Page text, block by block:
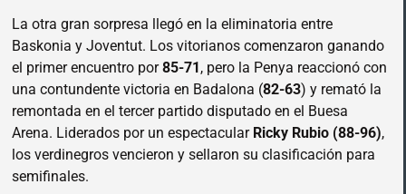
La otra gran sorpresa llegó en la eliminatoria entre
Baskonia y Joventut. Los vitorianos comenzaron ganando
el primer encuentro por85-71 , pero la Penya reaccionó con
una contundente victoria en Badalona (82-63) y remató la
remontada en el tercer partido disputado en el Buesa
Arena. Liderados por un espectacular Ricky Rubio (88-96),
los verdinegros vencieron y sellaron su clasificación para
semifinales.